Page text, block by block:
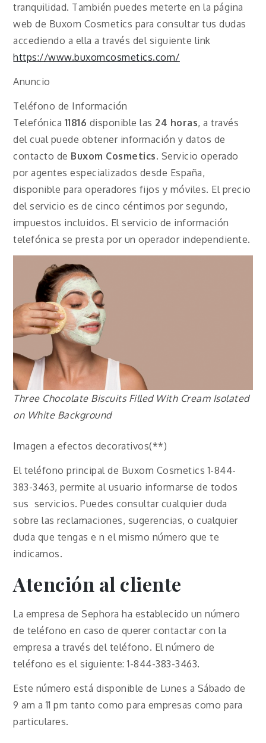
tranquilidad. También puedes meterte en la página
web de Buxom Cosmetics para consultar tus dudas
accediendo a ella a través del siguiente link
https://www.buxomcosmetics.com/
Anuncio
Teléfono de Información
Telefónica 11816 disponible las 24 horas, a través
del cual puede obtener información y datos de
contacto de Buxom Cosmetics. Servicio operado
por agentes especializados desde España,
disponible para operadores fijos y móviles. El precio
del servicio es de cinco céntimos por segundo,
impuestos incluidos. El servicio de información
telefónica se presta por un operador independiente.
Three Chocolate Biscuits Filled With Cream Isolated
on White Background
Imagen a efectos decorativos(**)
El teléfono principal de Buxom Cosmetics 1-844-
383-3463, permite al usuario informarse de todos
sus servicios. Puedes consultar cualquier duda
sobre las reclamaciones, sugerencias, o cualquier
duda que tengas e n el mismo número que te
indicamos.
Atención al cliente
La empresa de Sephora ha establecido un número
de teléfono en caso de querer contactar con la
empresa a través del teléfono. El número de
teléfono es el siguiente: 1-844-383-3463.
Este número está disponible de Lunes a Sábado de
9 am a 11 pm tanto como para empresas como para
particulares.